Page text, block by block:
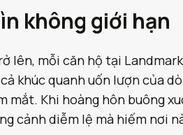
không giới hạn
lên, mỗi căn hộ tại
khúc quanh uốn lượn của
mắt. Khi hoàng hôn buông
cảnh diễm lệ mà hiếm nơi